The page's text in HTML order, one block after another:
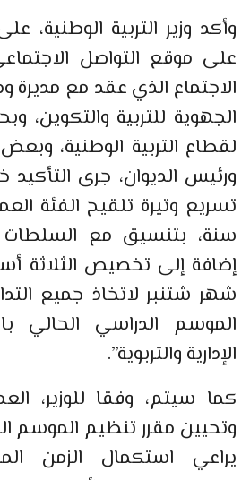
وأكد وزير التربية الوطنية،
على موقع التواصل
الاجتماع الذي عقد مع مديرة
الجهوية للتربية والتكوين،
لقطاع التربية الوطنية، وبعض
ورئيس الديوان، جرى
سنة، بتنسيق مع السلطات
إضافة إلى تخصيص الثلاثة
شهر شتنبر لاتخاذ جميع
الموسم الدراسي الحالي
الإدارية والتربوية”.
كما سيتم، وفقا للوزير،
وتحيين مقرر تنظيم الموسم
يراعي استكمال الزمن